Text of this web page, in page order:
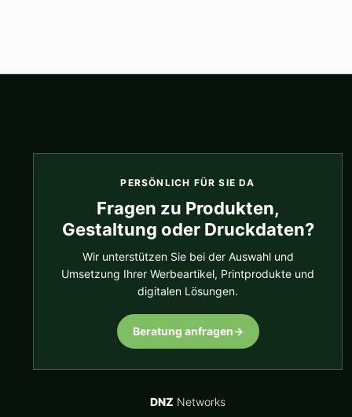
PERSÖNLICH FÜR SIE DA
Fragen zu Produkten,
Gestaltung oder Druckdaten?
Wir unterstützen Sie bei der Auswahl und
Umsetzung Ihrer Werbeartikel, Printprodukte und
digitalen Lösungen.
Beratung anfragen→
DNZ Networks